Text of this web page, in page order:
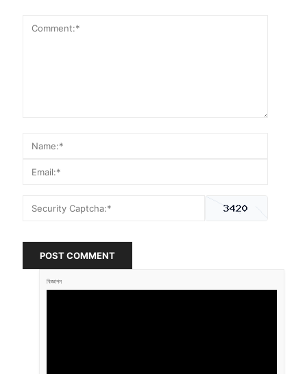
POST COMMENT
বিজ্ঞাপন